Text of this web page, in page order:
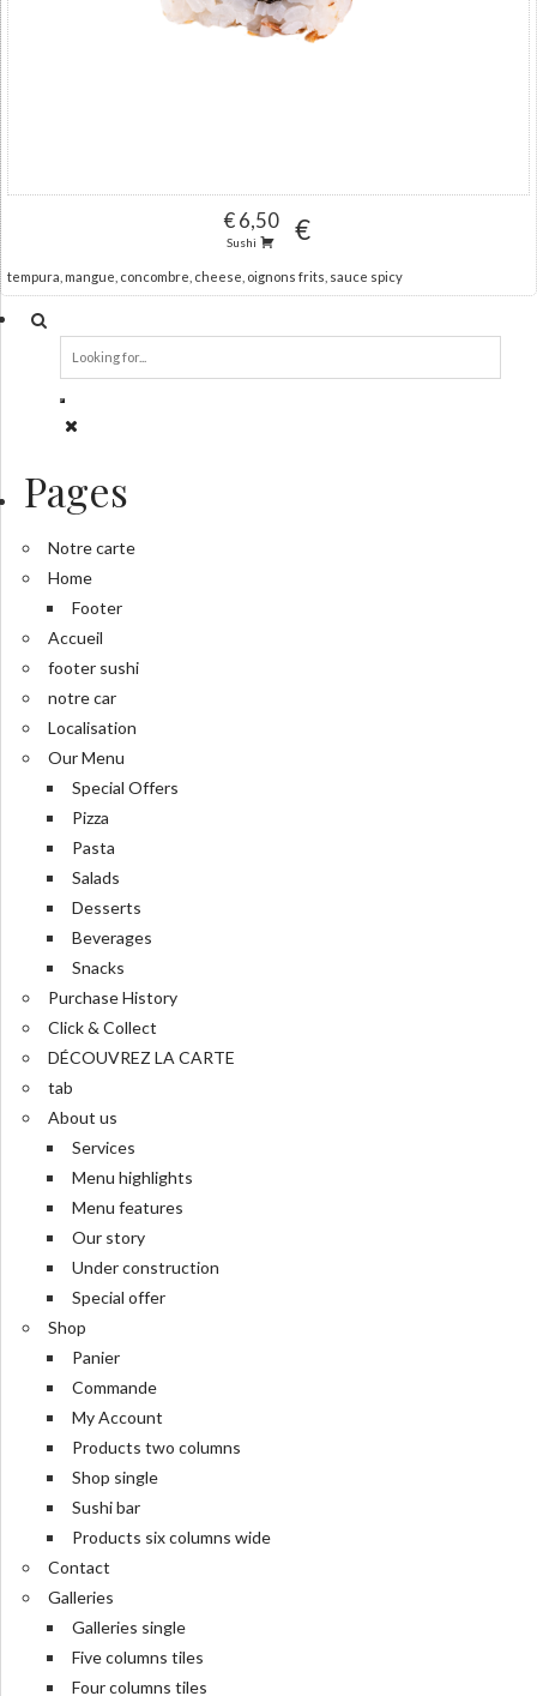
€ 6,50
Sushi €
tempura, mangue, concombre, cheese, oignons frits, sauce spicy
Pages
Notre carte
Home
Footer
Accueil
footer sushi
notre car
Localisation
Our Menu
Special Offers
Pizza
Pasta
Salads
Desserts
Beverages
Snacks
Purchase History
Click & Collect
DÉCOUVREZ LA CARTE
tab
About us
Services
Menu highlights
Menu features
Our story
Under construction
Special offer
Shop
Panier
Commande
My Account
Products two columns
Shop single
Sushi bar
Products six columns wide
Contact
Galleries
Galleries single
Five columns tiles
Four columns tiles